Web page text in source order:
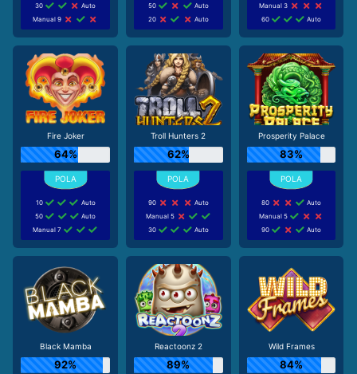
30
Auto
Manual 9
50
Auto
20
Auto
Manual 3
60
Auto
Fire Joker
64%
10
Auto
50
Auto
Manual 7
Troll Hunters 2
62%
90
Auto
Manual 5
30
Auto
Prosperity Palace
83%
80
Auto
Manual 5
90
Auto
Black Mamba
92%
Reactoonz 2
89%
Wild Frames
84%